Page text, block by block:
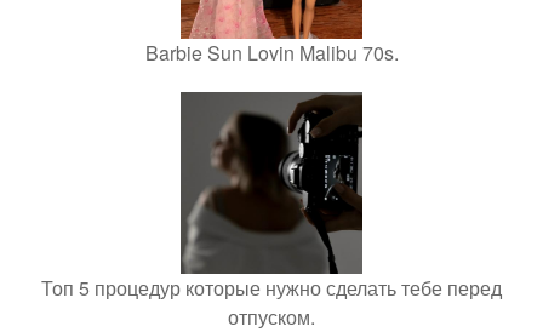
Barbie Sun Lovin Malibu 70s.
Топ 5 процедур которые нужно сделать тебе перед
отпуском.